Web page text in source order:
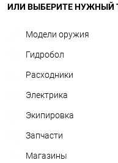
ИЛИ ВЫБЕРИТЕ НУЖНЫЙ
Модели оружия
Гидробол
Расходники
Электрика
Экипировка
Запчасти
Магазины